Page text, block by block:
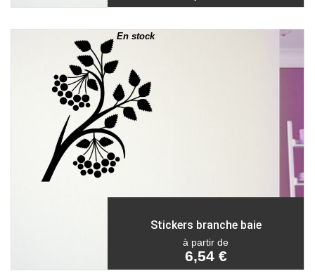
En stock
Stickers branche baie
à partir de
6,54 €